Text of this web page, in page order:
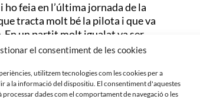
el consentiment de les cookies
utilitzem tecnologies com les cookies per a
a la informació del dispositiu. El consentiment d'aquestes
dades com el comportament de navegació o les
feia en l’última jornada de la
tracta molt bé la pilota i que va
En un partit molt igualat va ser
de gol però dificultant el joc
millor sobre el terreny de joc i
A l’equador del primer temps
de cantonada el rematava al